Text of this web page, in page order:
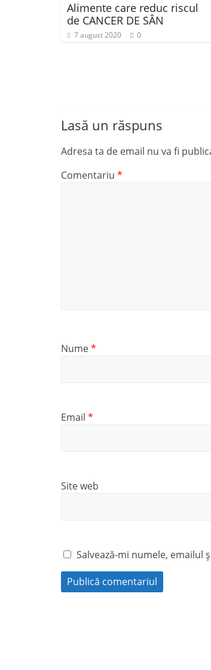
Alimente care reduc riscul
de CANCER DE SÂN
7 august 2020 0
Lasă un răspuns
Adresa ta de email nu va fi
Comentariu *
Nume*
Email *
Site web
Salvează-mi numele, emailul